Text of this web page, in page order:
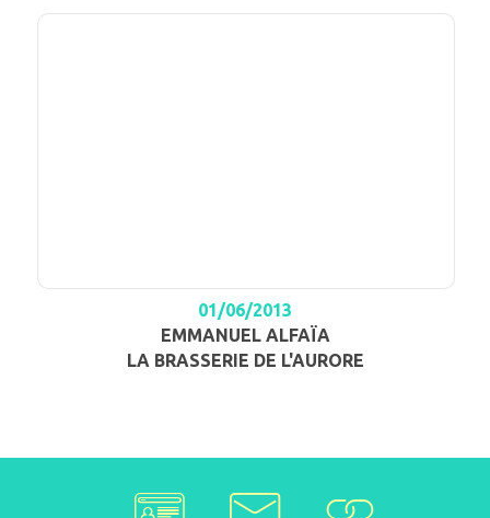
01/06/2013
EMMANUEL ALFAÏA
LA BRASSERIE DE L'AURORE